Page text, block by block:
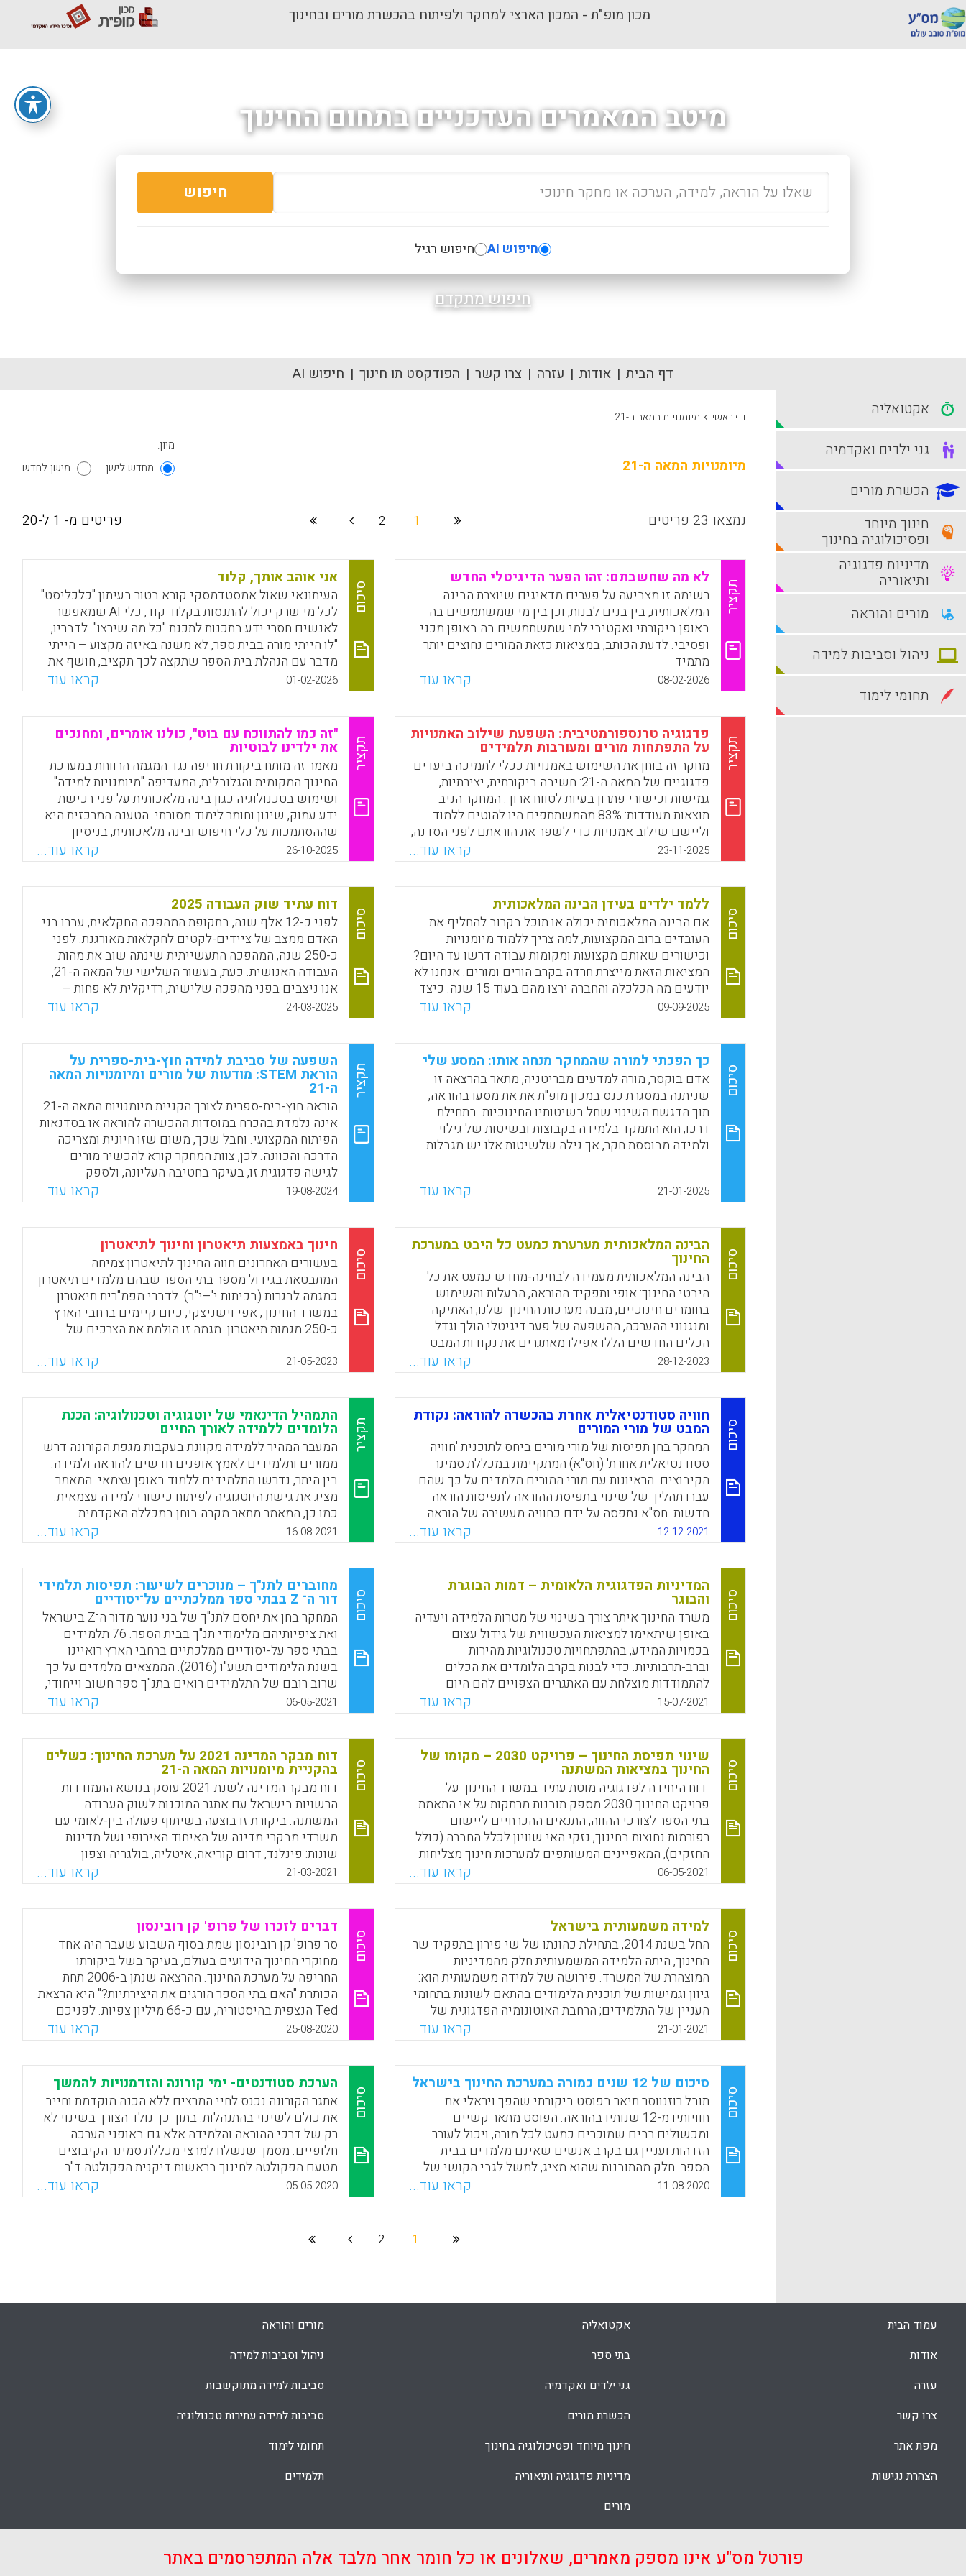
מכון מופ"ת - המכון הארצי למחקר ולפיתוח בהכשרת מורים ובחינוך
מיטב המאמרים העדכניים בתחום החינוך
חיפוש
חיפוש AI חיפוש רגיל
חיפוש מתקדם
דף הבית אודות עזרה צרו קשר הפודקסט תו חינוך חיפוש AI
דף ראשי › מיומנויות המאה ה-21
מיומנויות המאה ה-21
מיון:
מחדש לישן
מישן לחדש
נמצאו 23 פריטים פריטים מ- 1 ל-20 1
2
תקציר
לא מה שחשבתם: זהו הפער הדיגיטלי החדש
רשימה זו מצביעה על פערים מדאיגים שיוצרת הבינה
המלאכותית, בין בנים לבנות, וכן בין מי שמשתמשים בה
באופן ביקורתי ואקטיבי למי שמשתמשים בה באופן מכני
ופסיבי. לדעת הכותב, במציאות כזאת המורים נחוצים יותר
מתמיד
WhatsApp
Facebook
Email
X 08-02-2026 קראו עוד...
סיכום
אני אוהב אותך, קלוד
העיתונאי שאול אמסטדמסקי קורא בטור בעיתון "כלכליסט"
לכל מי שרק יכול להתנסות בקלוד קוד, כלי AI שמאפשר
לאנשים חסרי ידע בתכנות לתכנת "כל מה שירצו". לדבריו,
"לו הייתי מורה בבית ספר, לא משנה באיזה מקצוע – הייתי
מדבר עם הנהלת בית הספר שתקצה לכך תקציב, חושף את
התלמידים והתלמידות לכלי הזה, מעודד אותם לחשוב על
רעיונות, ומדריך אותם איך להתחיל לבנות אותם".
WhatsApp
Facebook
Email
X
01-02-2026 קראו עוד...
תקציר
פדגוגיה טרנספורמטיבית: השפעת שילוב האמנויות
על התפתחות מורים ומעורבות תלמידים
מחקר זה בוחן את השימוש באמנויות ככלי לתמיכה ביעדים
פדגוגיים של המאה ה-21: חשיבה ביקורתית, יצירתיות,
גמישות וכישורי פתרון בעיות לטווח ארוך. המחקר הניב
תוצאות מעודדות: 83% מהמשתתפים היו להוטים ללמוד
וליישם שילוב אמנויות כדי לשפר את הוראתם לפני הסדנה,
אם כי רק 41% חשו ביטחון בשילוב אמנויות בתחילה
WhatsApp
Facebook
Email
X
23-11-2025 קראו עוד...
תקציר
"זה כמו להתווכח עם בוט", כולנו אומרים, ומחנכים
את ילדינו לבוטיות
מאמר זה מותח ביקורת חריפה נגד המגמה הרווחת במערכת
החינוך המקומית והגלובלית, המעדיפה "מיומנויות למידה"
ושימוש בטכנולוגיה כגון בינה מלאכותית על פני רכישת
ידע עמוק, שינון וחומר לימוד מסורתי. הטענה המרכזית היא
שההסתמכות על כלי חיפוש ובינה מלאכותית, בניסיון
להתאים את החינוך ל"שינוי" בעולם הידע, מביאה לייצור דור
של "חכמים שאין להם מושג על מה הם מדברים – דור של
"בוטים" חסרי ידע, ענווה ויכולת חשיבה ביקורתית אמיתית.
המאמר קורא למערכת החינוך לערוך חשבון נפש, לחזור
ליסודות, ולהכיר בכך שרק ידע בסיסי איתן הוא המכנה
המשותף היחיד הנדרש ליצירת חברה מתפקדת, אמפתית
ורפלקטיבית
WhatsApp
Facebook
Email
X
26-10-2025 קראו עוד...
סיכום
ללמד ילדים בעידן הבינה המלאכותית
אם הבינה המלאכותית יכולה או תוכל בקרוב להחליף את
העובדים ברוב המקצועות, למה צריך ללמוד מיומנויות
וכישורים שאותם מקצועות ומקומות עבודה דרשו עד היום?
המציאות הזאת מייצרת חרדה בקרב הורים ומורים. אנחנו לא
יודעים מה הכלכלה והחברה ירצו מהם בעוד 15 שנה. כיצד
על מערכת החינוך להיערך לכך ולהכשיר את בוגריה לקראת
המציאות המתגבשת?
WhatsApp
Facebook
Email
X
09-09-2025 קראו עוד...
סיכום
דוח עתיד שוק העבודה 2025
לפני כ-12 אלף שנה, בתקופת המהפכה החקלאית, עברו בני
האדם ממצב של ציידים-לקטים לחקלאות מאורגנת. לפני
כ-250 שנה, המהפכה התעשייתית שינתה שוב את מהות
העבודה האנושית. כעת, בעשור השלישי של המאה ה-21,
אנו ניצבים בפני מהפכה שלישית, רדיקלית לא פחות –
מהפכת הבינה המלאכותית והאוטומציה. דוח העתיד של
משרות של הפורום הכלכלי העולמי אינו רק עוד מסמך
כלכלי יבש; זוהי תעודת זהות של מין ביולוגי הנמצא בעיצומו
של שינוי אבולוציוני תרבותי.
WhatsApp
Facebook
Email
X
24-03-2025 קראו עוד...
סיכום
כך הפכתי למורה שהמחקר מנחה אותו: המסע שלי
אדם בוקסר, מורה למדעים מבריטניה, מתאר בהרצאה זו
שניתנה במסגרת כנס במכון מופ"ת את את מסעו בהוראה,
תוך הדגשת השינוי שחל בשיטותיו החינוכיות. בתחילת
דרכו, הוא התמקד בלמידה בקבוצות ובשיטות של גילוי
ולמידה מבוססת חקר, אך גילה שלשיטות אלו יש מגבלות
חקר, במיוחד בשל ההשפעה של עומס קוגניטיבי.
WhatsApp
Facebook
Email
X
21-01-2025 קראו עוד...
תקציר
השפעה של סביבת למידה חוץ-בית-ספרית על
הוראת STEM: מודעות של מורים ומיומנויות המאה
ה-21
הוראה חוץ-בית-ספרית לצורך הקניית מיומנויות המאה ה-21
אינה נלמדת בהכרח במוסדות ההכשרה להוראה או בסדנאות
הפיתוח המקצועי. וחבל שכך, משום שזו חיונית ומצריכה
הדרכה והכוונה. לכן, צוות המחקר קורא להכשיר מורים
לגישה פדגוגית זו, בעיקר בחטיבה העליונה, ולספק
למתכשרים עצמם חוויות רפלקטיביות ופדגוגיות של למידה
חוץ-בית-ספרית באתרי מורשת, בחללי תעשייה, במוזיאונים,
בספריות ובמרכזים מדעיים.
WhatsApp
Facebook
Email
X
19-08-2024 קראו עוד...
סיכום
הבינה המלאכותית מערערת כמעט כל היבט במערכת
החינוך
הבינה המלאכותית מעמידה לבחינה-מחדש כמעט את כל
היבטי החינוך: אופי ותפקיד ההוראה, הבעלות והשימוש
בחומרים חינוכיים, מבנה מערכות החינוך שלנו, האתיקה
ומנגנוני ההערכה, ההשפעה של פער דיגיטלי הולך וגדל.
הכלים החדשים הללו אפילו מאתגרים את נקודות המבט
שלנו לגבי מהי 'יכולת', כמו גם איך והיכן היא מוחזקת על ידי
יחידים ומוסדות.
WhatsApp
Facebook
Email
X
28-12-2023 קראו עוד...
סיכום
חינוך באמצעות תיאטרון וחינוך לתיאטרון
בעשורים האחרונים חווה החינוך לתיאטרון צמיחה
המתבטאת בגידול מספר בתי הספר שבהם מלמדים תיאטרון
כמגמה לבגרות (בכיתות י'–י"ב). לדברי מפמ"רית תיאטרון
במשרד החינוך, אפי וישניצקי, כיום קיימים ברחבי הארץ
כ-250 מגמות תיאטרון. מגמה זו הולמת את הצרכים של
מבוססות תוכן (content-driven) לגישות גמישות יותר שבהן
לומדים מעורבים באופן אקטיבי כיוצרי תוכן
WhatsApp
Facebook
Email
X
21-05-2023 קראו עוד...
סיכום
חוויה סטודנטיאלית אחרת בהכשרה להוראה: נקודת
המבט של מורי המורים
המחקר בחן תפיסות של מורי מורים ביחס לתוכנית 'חוויה
סטודנטיאלית אחרת' (חס"א) המתקיימת במכללת סמינר
הקיבוצים. הראיונות עם מורי המורים מלמדים על כך שהם
עברו תהליך של שינוי בתפיסת ההוראה לתפיסות הוראה
חדשות. חס"א נתפסה על ידם כחוויה מעשירה של הוראה
מגוונת, משתנה ודינמית השוברת סדירויות ומורכבת ממגוון
רחב של פרקטיקות. מורי המורים העלו צרכים הנוגעים
להתפתחותם הפרופסיונלית, להסדרת תשתיות תומכות
ולאיגום מחודש של הדרישות הקוריקולריות מפרחי ההוראה.
WhatsApp
Facebook
Email
X
12-12-2021 קראו עוד...
תקציר
התמהיל הדינאמי של יוטגוגיה וטכנולוגיה: הכנת
הלומדים ללמידה לאורך החיים
המעבר המהיר ללמידה מקוונת בעקבות מגפת הקורונה דרש
ממורים ותלמידים לאמץ אופנים חדשים להוראה ולמידה.
בין היתר, נדרשו התלמידים ללמוד באופן עצמאי. המאמר
מציג את גישת היוטגוגיה לפיתוח כישורי למידה עצמאית.
כמו כן, המאמר מתאר מקרה בוחן במכללה האקדמית
להכשרת מורים ע"ש קיי אשר אימצה את גישת היוטגוגיה
בתוכנית הלימודים להכשרת מורים.
WhatsApp
Facebook
Email
X
16-08-2021 קראו עוד...
סיכום
המדיניות הפדגוגית הלאומית – דמות הבוגרת
והבוגר
משרד החינוך איתר צורך בשינוי של מטרות הלמידה ויעדיה
באופן שיתאימו למציאות העכשווית של גידול עצום
בכמויות המידע, בהתפתחויות טכנולוגיות מהירות
וברב-תרבותיות. כדי לבנות בקרב הלומדים את הכלים
להתמודדות מוצלחת עם האתגרים הצפויים להם היום
ובעתיד, צייר המשרד את דמות הבוגרת והבוגר של מערכת
החינוך בצבעים עדכניים במסמך הקרוי: "המדיניות
הפדגוגית הלאומית – דמות הבוגרת והבוגר".
WhatsApp
Facebook
Email
X
15-07-2021 קראו עוד...
סיכום
מחוברים לתנ"ך – מנוכרים לשיעור: תפיסות תלמידי
דור ה־ Z בבתי ספר ממלכתיים על־יסודיים
המחקר בחן את יחסם לתנ"ך של בני נוער מדור ה־Z בישראל
ואת ציפיותיהם מלימודי תנ"ך בבית הספר. 76 תלמידים
בבתי ספר על-יסודיים ממלכתיים ברחבי הארץ רואיינו
בשנת הלימודים תשע"ו (2016). הממצאים מלמדים על כך
שרוב רובם של התלמידים רואים בתנ"ך ספר חשוב וייחודי,
בעל מסרים ערכיים ותרבותיים רלוונטיים. עם זאת, רבים
מהם מפנים ביקורת חריפה כלפי שיעורי התנ"ך בבית הספר.
הם מבקשים לשנות את מהותם של שיעורי התנ"ך, כך
שיכללו סוגיות חברתיות, סביבתיות, מעוררות חשיבה
ורלוונטיות לחייהם. התלמידים מעוניינים בהוראה
פלורליסטית ובדרכי למידה פעילות וחווייתיות המעודדות
חשיבה מסדר גבוה.
WhatsApp
Facebook
Email
X
06-05-2021 קראו עוד...
סיכום
שינוי תפיסת החינוך – פרויקט 2030 – מקומו של
החינוך במציאות המשתנה
דוח היחידה לפדגוגיה מוטת עתיד במשרד החינוך על
פרויקט החינוך 2030 מספק תובנות מרתקות על אי התאמת
בתי הספר לצורכי ההווה, התנאים ההכרחיים ליישום
רפורמות נחוצות בחינוך, נזקי האי שוויון לכלל החברה (כולל
החזקים), המאפיינים המשותפים למערכות חינוך מצליחות
בעולם והגורמים העיקריים להצלחה במבחנים
הבינלאומיים. כאן מובאים עיקרי הדברים, בחלוקה
לסעיפים קצרים.
WhatsApp
Facebook
Email
X
06-05-2021 קראו עוד...
סיכום
דוח מבקר המדינה 2021 על מערכת החינוך: כשלים
בהקניית מיומנויות המאה ה-21
דוח מבקר המדינה לשנת 2021 עוסק בנושא התמודדות
הרשויות בישראל עם אתגר המוכנות לשוק העבודה
המשתנה. ביקורת זו בוצעה בשיתוף פעולה בין-לאומי עם
משרדי מבקרי מדינה של האיחוד האירופי ושל מדינות
שונות: פינלנד, דרום קוריאה, איטליה, בולגריה וצפון
מקדוניה.
WhatsApp
Facebook
Email
X
21-03-2021 קראו עוד...
סיכום
למידה משמעותית בישראל
החל בשנת 2014, בתחילת כהונתו של שי פירון בתפקיד שר
החינוך, היתה הלמידה המשמעותית חלק מהמדיניות
המוצהרת של המשרד. פירושה של למידה משמעותית הוא:
גיוון וגמישות של תוכנית הלימודים בהתאם לשונות בתחומי
העניין של התלמידים; הרחבת האוטונומיה הפדגוגית של
המורים; ושינוי והגמשת משטר הבחינות והמדידה: פחות
מבחנים אחידים וסטנדרטיים עם ציונים מספריים ושאלות
בקיאות סגורות שמכוונות לתשובה אחת נכונה, ויותר הערכה
מילולית על עבודות חקר ופרויקטים שמבצעים התלמידים,
לרוב על נושאים שהם עצמם בוחרים.
לאתר הספר
WhatsApp
Facebook
Email
X
21-01-2021 קראו עוד...
סיכום
דברים לזכרו של פרופ' קן רובינסון
סר פרופ' קן רובינסון שמת בסוף השבוע שעבר היה אחד
מחוקרי החינוך הידועים בעולם, בעיקר בשל ביקורתו
החריפה על מערכת החינוך. ההרצאה שנתן ב-2006 תחת
הכותרת "האם בתי הספר הורגים את היצירתיות?" היא הרצאת
Ted הנצפית בהיסטוריה, עם כ-66 מיליון צפיות. לפניכם
סקירה ביקורתית של עיקרי משנתו.
WhatsApp
Facebook
Email
X
25-08-2020 קראו עוד...
סיכום
סיכום של 12 שנים כמורה במערכת החינוך בישראל
תובל רוזנווסר תיאר בפוסט ביקורתי שהפך ויראלי את
חוויותיו מ-12 שנותיו בהוראה. הפוסט מתאר קשיים
ומכשולים רבים שמוכרים כמעט לכל מורה, ויכול לעורר
הזדהות ועניין גם בקרב אנשים שאינם מלמדים בבית
הספר. חלק מהתובנות שהוא מציג, למשל לגבי הקושי של
המערכת לשמור על רלוונטיות בעידן הנוכחי, צריכות לעניין
גם את קובעי המדיניות.
11-08-2020 קראו עוד...
סיכום
הערכת סטודנטים- ימי קורונה והזדמנויות להמשך
אתגר הקורונה נכנס לחיי המרצים ללא הכנה מוקדמת וחייב
את כולם לשינוי בהתנהלות. בתוך כך נולד הצורך בשינוי לא
רק של דרכי ההוראה והלמידה אלא גם באופני הערכה
חלופיים. מסמך שנשלח למרצי מכללת סמינר הקיבוצים
מטעם הפקולטה לחינוך בראשות דיקנית הפקולטה ד"ר
אירית לוי-פלדמן, מציע כמה עקרונות חשובים שראוי להביא
בחשבון בשעת הערכת ההוראה והלמידה. לצד העקרונות
למינוף הערכות הקורסים גם בימים כתיקונם. המסמך כולל
WhatsApp
Facebook
05-05-2020 קראו עוד...
1
2
אקטואליה
גני ילדים ואקדמיה
הכשרת מורים
חינוך מיוחד
ופסיכולוגיה בחינוך
מדיניות פדגוגיה
ותיאוריה
מורים והוראה
ניהול וסביבות למידה
תחומי לימוד
עמוד הבית
אודות
עזרה
צרו קשר
מפת אתר
הצהרת נגישות
אקטואליה
בתי ספר
גני ילדים ואקדמיה
הכשרת מורים
חינוך מיוחד ופסיכולוגיה בחינוך
מדיניות פדגוגיה ותיאוריה
מורים
מורים והוראה
ניהול וסביבות למידה
סביבות למידה מתוקשבות
סביבות למידה עתירות טכנולוגיה
תחומי לימוד
תלמידים
פורטל מס"ע אינו מספק מאמרים, שאלונים או כל חומר אחר מלבד אלה המתפרסמים באתר